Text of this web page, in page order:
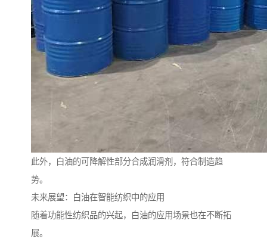
此外，白油的可降解性部分合成润滑剂，符合制造趋
势。
未来展望：白油在智能纺织中的应用
随着功能性纺织品的兴起，白油的应用场景也在不断拓
展。